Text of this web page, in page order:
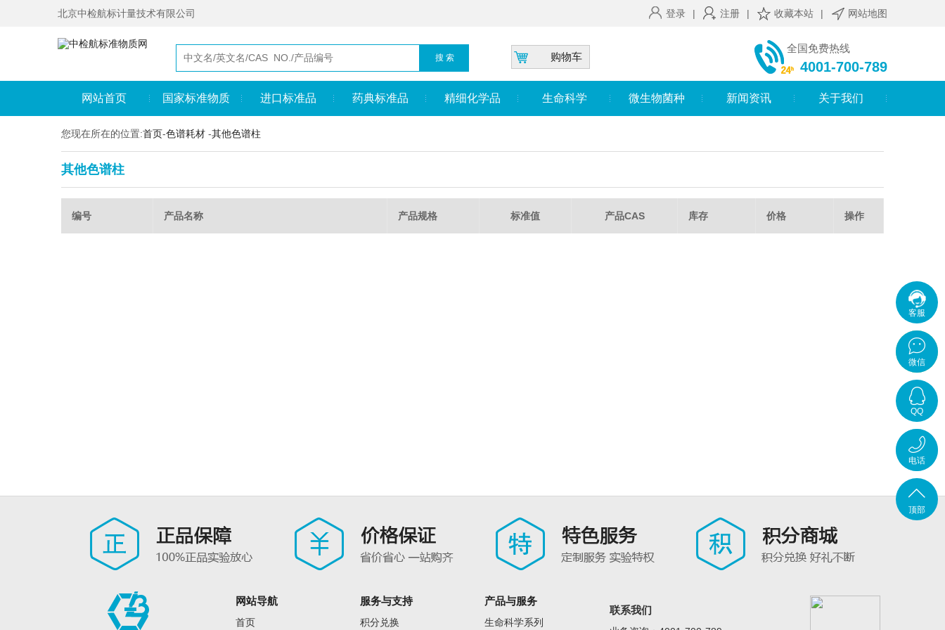
北京中检航标计量技术有限公司 登录 | 注册 | 收藏本站 | 网站地图
购物车
全国免费热线
4001-700-789
网站首页 国家标准物质 进口标准品 药典标准品 精细化学品 生命科学 微生物菌种 新闻资讯 关于我们
您现在所在的位置:首页-色谱耗材 -其他色谱柱
其他色谱柱
编号 产品名称 产品规格 标准值 产品CAS 库存 价格 操作
客服
在线客
服
微信
QQ
在线咨
询
电话
4001-
顶部
网站导航
首页
服务与支持
积分兑换
产品与服务
生命科学系列
联系我们